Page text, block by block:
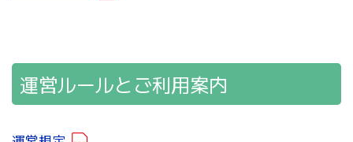
運営ルールとご利用案内